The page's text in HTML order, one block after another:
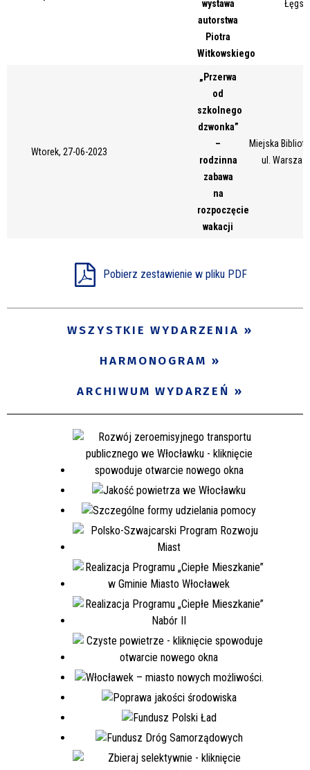
wystawa
autorstwa
Piotra
Witkowskiego
Wtorek, 27-06-2023
„Przerwa
od
szkolnego
dzwonka”
–
rodzinna
zabawa
na
rozpoczęcie
wakacji
Miejska
ul.
Pobierz zestawienie w pliku PDF
WSZYSTKIE WYDARZENIA
HARMONOGRAM
ARCHIWUM WYDARZEŃ